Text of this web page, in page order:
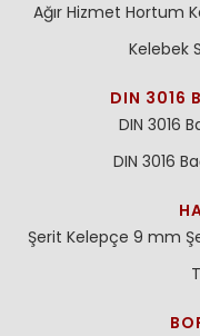
Ağır Hizmet Hortum
Kelebek
DIN 3016
DIN 3016
DIN 3016
Şerit Kelepçe 9 mm